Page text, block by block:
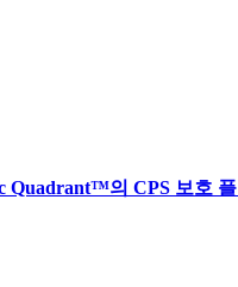
Quadrant™의 CPS 보호